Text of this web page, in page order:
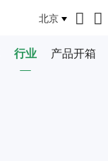
北京
行业 产品开箱